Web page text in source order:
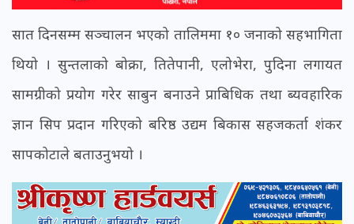
सात दिनसम्म सञ्चालन भएको तालिममा १० जनाको सहभागिता
थियो । सुन्तलाको बोक्रा, तितेपानी, एलोभेरा, पुदिना लगायत
सामग्रीको प्रयोग गरेर साबुन बनाउने प्राबिधिक तथा ब्यवहारिक
ज्ञान सिप प्रदान गरिएको बरिष्ठ उद्यम बिकास सहजकर्ता शंकर
सापकोटाले बताउनुभयो ।